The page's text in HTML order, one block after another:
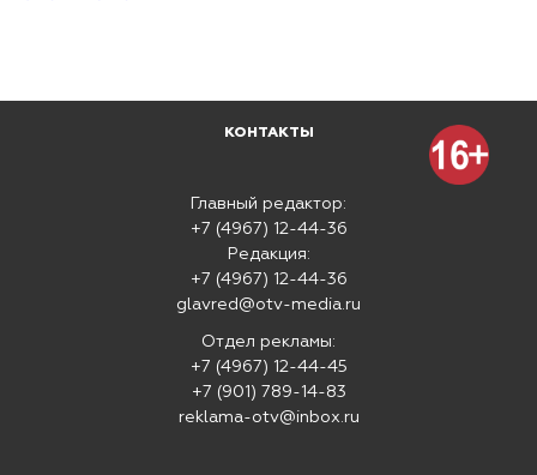
КОНТАКТЫ
Главный редактор:
+7 (4967) 12-44-36
Редакция:
+7 (4967) 12-44-36
glavred@otv-media.ru
Отдел рекламы:
+7 (4967) 12-44-45
+7 (901) 789-14-83
reklama-otv@inbox.ru